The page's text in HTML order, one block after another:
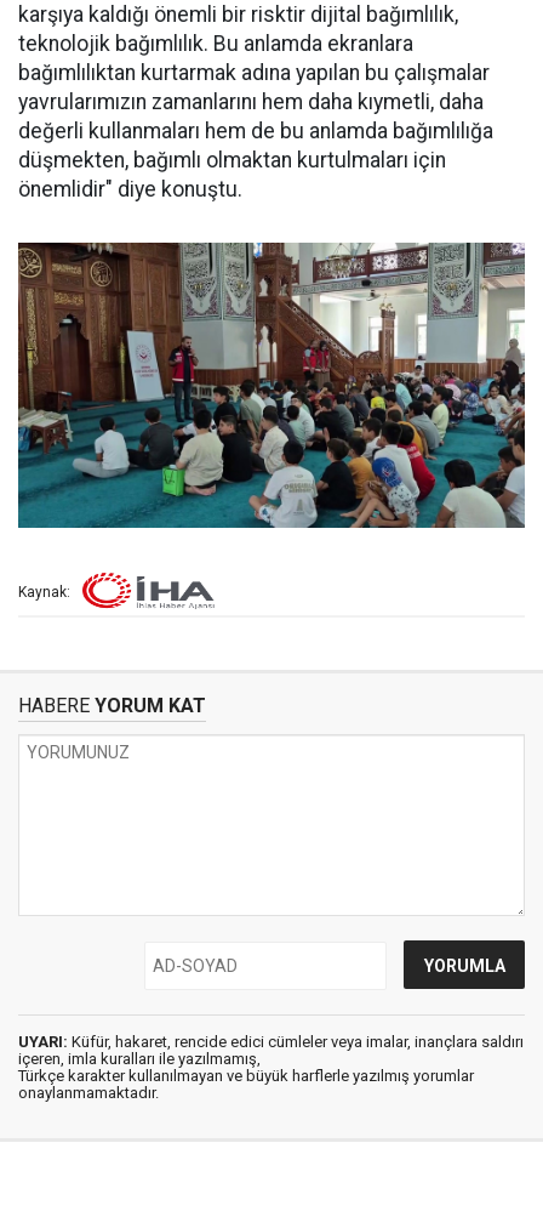
karşıya kaldığı önemli bir risktir dijital bağımlılık,
teknolojik bağımlılık. Bu anlamda ekranlara
bağımlılıktan kurtarmak adına yapılan bu çalışmalar
yavrularımızın zamanlarını hem daha kıymetli, daha
değerli kullanmaları hem de bu anlamda bağımlılığa
düşmekten, bağımlı olmaktan kurtulmaları için
önemlidir" diye konuştu.
Kaynak:
HABERE YORUM KAT
UYARI: Küfür, hakaret, rencide edici cümleler veya imalar, inançlara saldırı
içeren, imla kuralları ile yazılmamış,
Türkçe karakter kullanılmayan ve büyük harflerle yazılmış yorumlar
onaylanmamaktadır.